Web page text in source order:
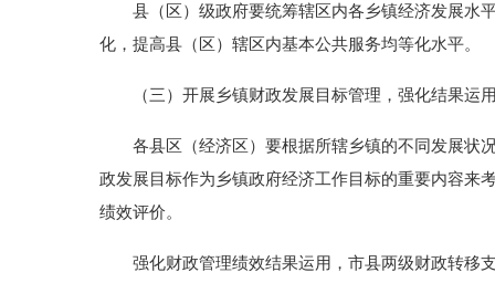
县（区）级政府要统筹辖区内各乡镇经济发展水平
化，提高县（区）辖区内基本公共服务均等化水平。
（三）开展乡镇财政发展目标管理，强化结果运
各县区（经济区）要根据所辖乡镇的不同发展状况
政发展目标作为乡镇政府经济工作目标的重要内容来
绩效评价。
强化财政管理绩效结果运用，市县两级财政转移支